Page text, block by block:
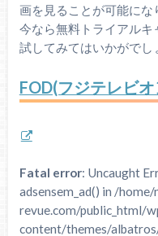
画を見ることが可能にな
今なら無料トライアルキ
試してみてはいかがでし
FOD(フジテレビ
Fatal error: Uncaught
adsensem_ad() in /
revue.com/public_html/
content/themes/